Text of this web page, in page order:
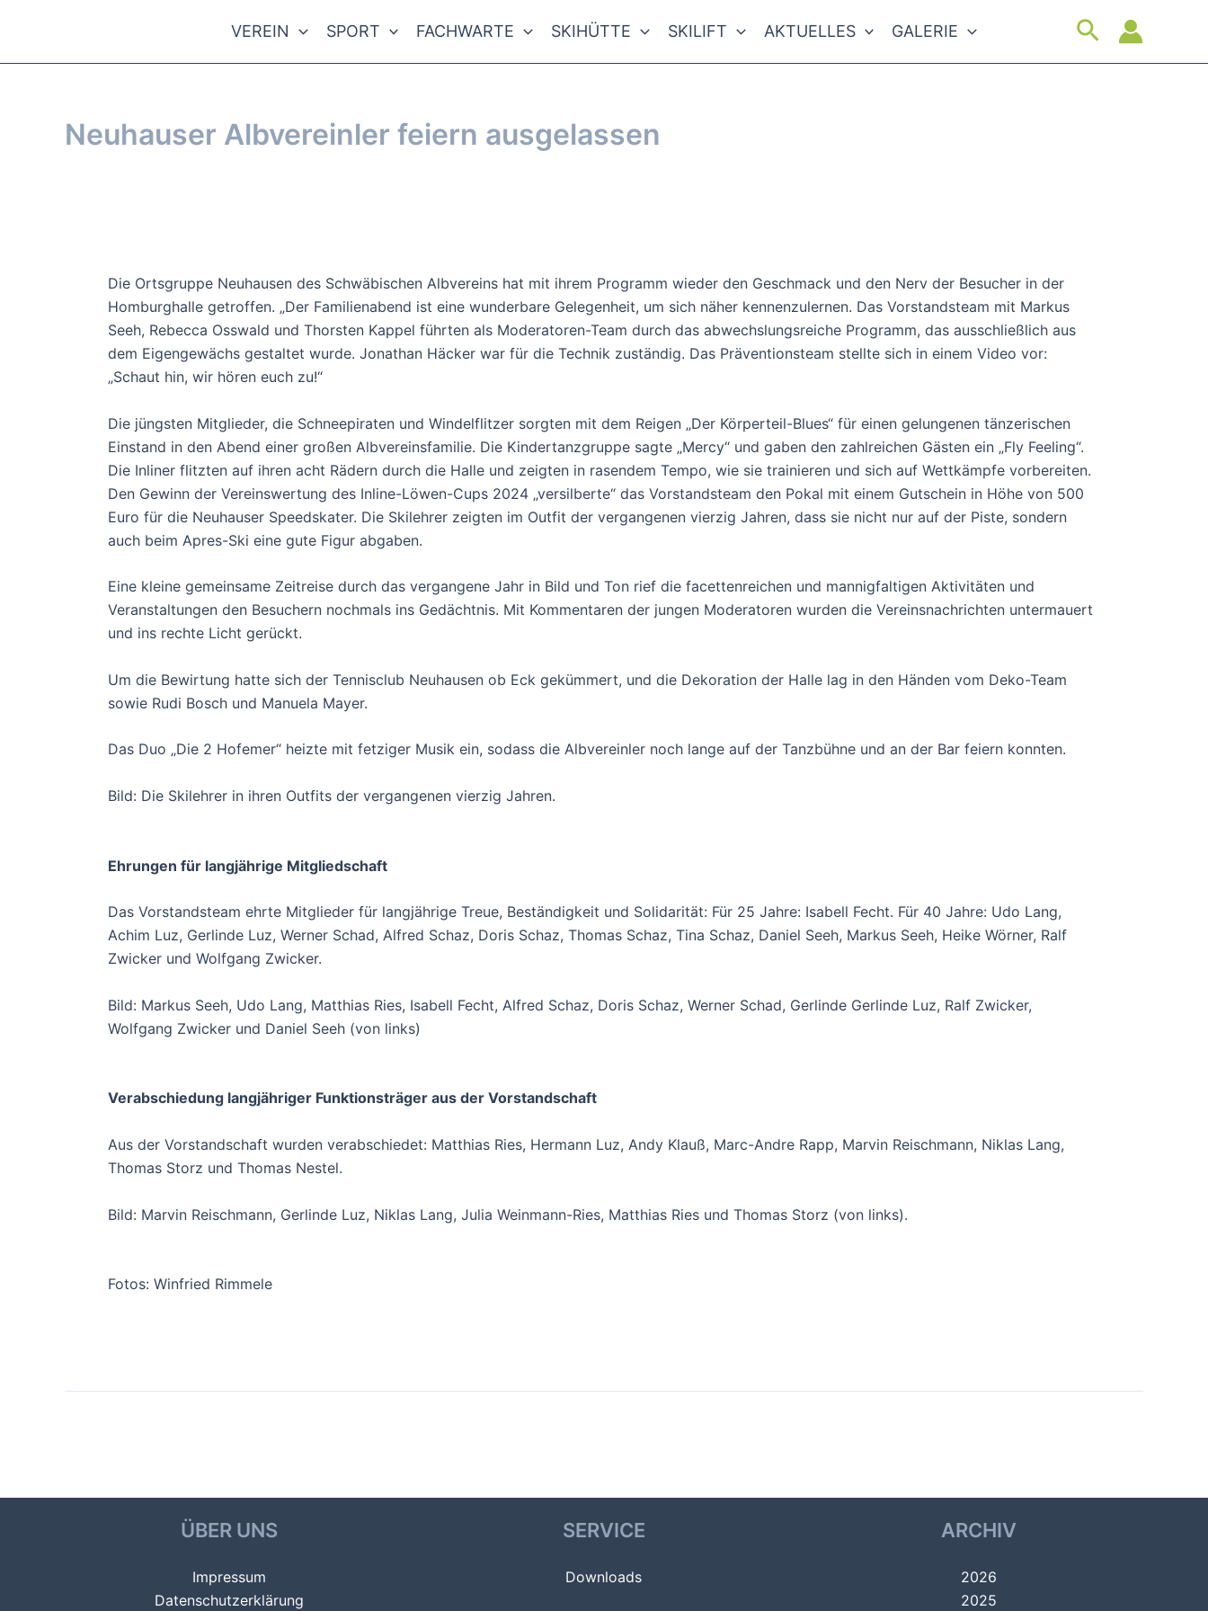
VEREIN SPORT FACHWARTE SKIHÜTTE SKILIFT AKTUELLES GALERIE Suchen
Neuhauser Albvereinler feiern ausgelassen
Die Ortsgruppe Neuhausen des Schwäbischen Albvereins hat mit ihrem Programm wieder den Geschmack und den Nerv der Besucher in der
Homburghalle getroffen. „Der Familienabend ist eine wunderbare Gelegenheit, um sich näher kennenzulernen. Das Vorstandsteam mit Markus
Seeh, Rebecca Osswald und Thorsten Kappel führten als Moderatoren-Team durch das abwechslungsreiche Programm, das ausschließlich aus
dem Eigengewächs gestaltet wurde. Jonathan Häcker war für die Technik zuständig. Das Präventionsteam stellte sich in einem Video vor:
„Schaut hin, wir hören euch zu!“
Die jüngsten Mitglieder, die Schneepiraten und Windelflitzer sorgten mit dem Reigen „Der Körperteil-Blues“ für einen gelungenen tänzerischen
Einstand in den Abend einer großen Albvereinsfamilie. Die Kindertanzgruppe sagte „Mercy“ und gaben den zahlreichen Gästen ein „Fly Feeling“.
Die Inliner flitzten auf ihren acht Rädern durch die Halle und zeigten in rasendem Tempo, wie sie trainieren und sich auf Wettkämpfe vorbereiten.
Den Gewinn der Vereinswertung des Inline-Löwen-Cups 2024 „versilberte“ das Vorstandsteam den Pokal mit einem Gutschein in Höhe von 500
Euro für die Neuhauser Speedskater. Die Skilehrer zeigten im Outfit der vergangenen vierzig Jahren, dass sie nicht nur auf der Piste, sondern
auch beim Apres-Ski eine gute Figur abgaben.
Eine kleine gemeinsame Zeitreise durch das vergangene Jahr in Bild und Ton rief die facettenreichen und mannigfaltigen Aktivitäten und
Veranstaltungen den Besuchern nochmals ins Gedächtnis. Mit Kommentaren der jungen Moderatoren wurden die Vereinsnachrichten untermauert
und ins rechte Licht gerückt.
Um die Bewirtung hatte sich der Tennisclub Neuhausen ob Eck gekümmert, und die Dekoration der Halle lag in den Händen vom Deko-Team
sowie Rudi Bosch und Manuela Mayer.
Das Duo „Die 2 Hofemer“ heizte mit fetziger Musik ein, sodass die Albvereinler noch lange auf der Tanzbühne und an der Bar feiern konnten.
Bild: Die Skilehrer in ihren Outfits der vergangenen vierzig Jahren.
Ehrungen für langjährige Mitgliedschaft
Das Vorstandsteam ehrte Mitglieder für langjährige Treue, Beständigkeit und Solidarität: Für 25 Jahre: Isabell Fecht. Für 40 Jahre: Udo Lang,
Achim Luz, Gerlinde Luz, Werner Schad, Alfred Schaz, Doris Schaz, Thomas Schaz, Tina Schaz, Daniel Seeh, Markus Seeh, Heike Wörner, Ralf
Zwicker und Wolfgang Zwicker.
Bild: Markus Seeh, Udo Lang, Matthias Ries, Isabell Fecht, Alfred Schaz, Doris Schaz, Werner Schad, Gerlinde Gerlinde Luz, Ralf Zwicker,
Wolfgang Zwicker und Daniel Seeh (von links)
Verabschiedung langjähriger Funktionsträger aus der Vorstandschaft
Aus der Vorstandschaft wurden verabschiedet: Matthias Ries, Hermann Luz, Andy Klauß, Marc-Andre Rapp, Marvin Reischmann, Niklas Lang,
Thomas Storz und Thomas Nestel.
Bild: Marvin Reischmann, Gerlinde Luz, Niklas Lang, Julia Weinmann-Ries, Matthias Ries und Thomas Storz (von links).
Fotos: Winfried Rimmele
ÜBER UNS
Impressum
Datenschutzerklärung
SERVICE
Downloads
ARCHIV
2026
2025